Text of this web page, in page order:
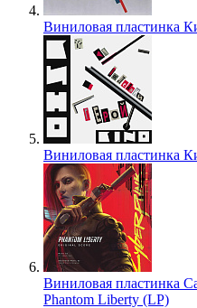
Виниловая пластинка
Виниловая пластинка
Виниловая пластинка
Phantom Liberty (LP)